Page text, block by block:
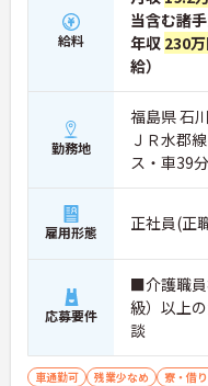
給料
当含む諸手
年収 230
給）
勤務地
福島県 石
ＪＲ水郡
ス・車39分
雇用形態 正社員(正
応募要件
■介護職員
級）以上
談
車通勤可 残業少なめ 寮・借